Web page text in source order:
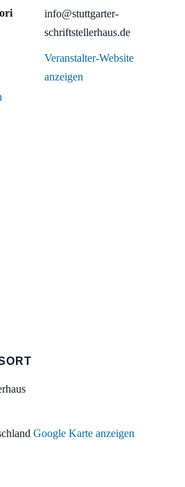
info@stuttgarter-
schriftstellerhaus.de
Veranstalter-Website
anzeigen
Google Karte anzeigen